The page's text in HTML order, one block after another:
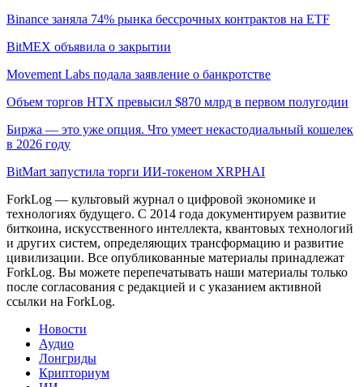
Binance заняла 74% рынка бессрочных контрактов на ETF
BitMEX объявила о закрытии
Movement Labs подала заявление о банкротстве
Объем торгов HTX превысил $870 млрд в первом полугодии
Биржа — это уже опция. Что умеет некастодиальный кошелек
в 2026 году
BitMart запустила торги ИИ-токеном XRPHAI
ForkLog — культовый журнал о цифровой экономике и
технологиях будущего. С 2014 года документируем развитие
биткоина, искусственного интеллекта, квантовых технологий
и других систем, определяющих трансформацию и развитие
цивилизации. Все опубликованные материалы принадлежат
ForkLog. Вы можете перепечатывать наши материалы только
после согласования с редакцией и с указанием активной
ссылки на ForkLog.
Новости
Аудио
Лонгриды
Крипториум